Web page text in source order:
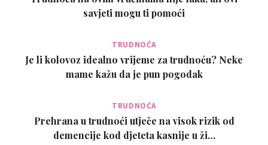
savjeti mogu ti pomoći
TRUDNOĆA
Je li kolovoz idealno vrijeme za trudnoću? Neke
mame kažu da je pun pogodak
TRUDNOĆA
Prehrana u trudnoći utječe na visok rizik od
demencije kod djeteta kasnije u ži…